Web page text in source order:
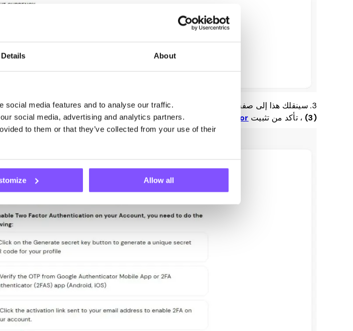
Details About
social media features and to analyse our traffic.
social media, advertising and analytics partners.
to them or that they’ve collected from your use of their
Allow all
3. سينقلك هذا إلى صفحة جديدة تحتوي على التعليمات الخاصة بتشغيل المصادقة الثنائية (2FA). قبل النقر فوق
(3)
، تأكد من تثبيت Google Authenticator أو2FA Authenticator
.